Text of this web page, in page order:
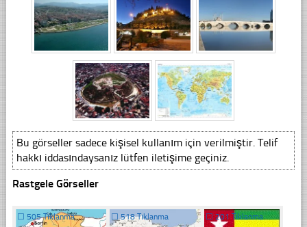
Bu görseller sadece kişisel kullanım için verilmiştir. Telif
hakkı iddasındaysanız lütfen iletişime geçiniz.
Rastgele Görseller
☐ 505 Tıklanma ☐518 Tıklanma ☐ 201 Tıklanma